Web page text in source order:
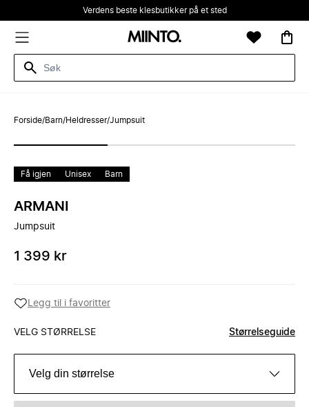
Verdens beste klesbutikker på et sted
Forside/Barn/Heldresser/Jumpsuit
Få igjen Unisex Barn
ARMANI
Jumpsuit
1 399 kr
Legg til i favoritter
VELG STØRRELSE Størrelseguide
Velg din størrelse